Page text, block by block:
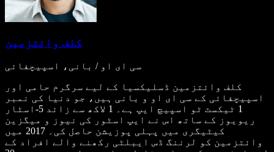
کلف وائتزمین
سی ای او / بانی، اسپیچفائی
کلف وائتزمین ڈسلیکسیا کے لیے سرگرم حامی اور
اسپیچفائی کے سی ای او و بانی ہیں، جو دنیا کی نمبر
1 ٹیکسٹ ٹو اسپیچ ایپ ہے۔ 1 لاکھ سے زائد 5-اسٹار
ریویوز کے ساتھ اس نے ایپ اسٹور کی نیوز و میگزین
کیٹیگری میں پہلی پوزیشن حاصل کی۔ 2017 میں
وائتزمین کو لرننگ ڈس ایبلٹی رکھنے والے افراد کے